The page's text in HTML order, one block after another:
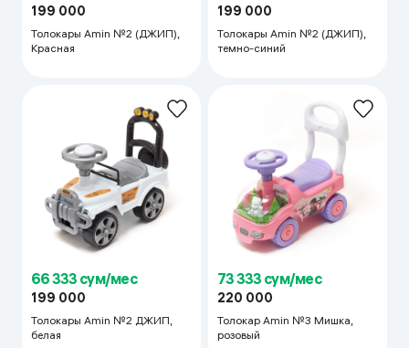
199 000
Толокары Amin №2 (ДЖИП),
Красная
199 000
Толокары Amin №2 (ДЖИП),
темно-синий
66 333 сум/мес
199 000
Толокары Amin №2 ДЖИП,
белая
73 333 сум/мес
220 000
Толокар Amin №3 Мишка,
розовый